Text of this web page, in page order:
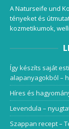
A Naturseife und
tényeket és
kozmetikumok,
Így készíts saját
alapanyagokból –
Híres és
Levendula –
Szappan recept –